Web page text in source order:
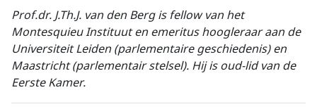
Prof.dr. J.Th.J. van den Berg is fellow van het
Montesquieu Instituut en emeritus hoogleraar aan de
Universiteit Leiden (parlementaire geschiedenis) en
Maastricht (parlementair stelsel). Hij is oud-lid van de
Eerste Kamer.